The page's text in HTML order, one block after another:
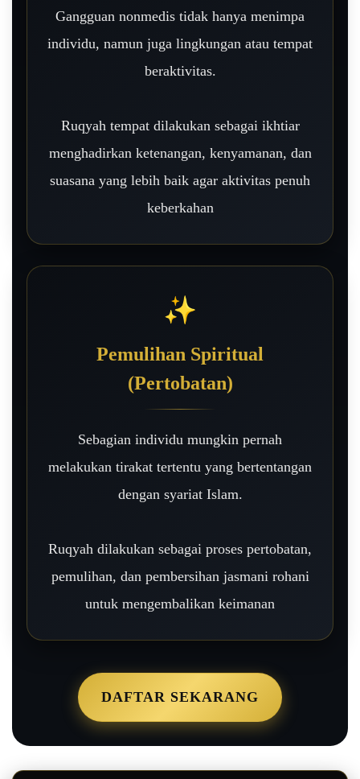
Gangguan nonmedis tidak hanya menimpa
individu, namun juga lingkungan atau tempat
beraktivitas.
Ruqyah tempat dilakukan sebagai ikhtiar
menghadirkan ketenangan, kenyamanan, dan
suasana yang lebih baik agar aktivitas penuh
keberkahan
✨
Pemulihan Spiritual
(Pertobatan)
Sebagian individu mungkin pernah
melakukan tirakat tertentu yang bertentangan
dengan syariat Islam.
Ruqyah dilakukan sebagai proses pertobatan,
pemulihan, dan pembersihan jasmani rohani
untuk mengembalikan keimanan
DAFTAR SEKARANG